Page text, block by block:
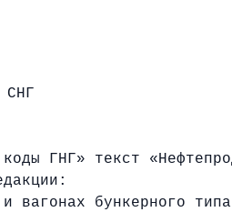
СНГ
ГНГ» текст
вагонах бункерного